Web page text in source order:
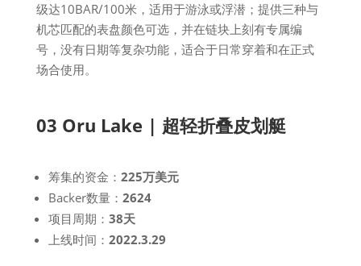
级达10BAR/100米，适用于游泳或浮潜；提供三种与
机芯匹配的表盘颜色可选，并在链块上刻有专属编
号，没有日期等复杂功能，适合于日常穿着和在正式
场合使用。
03 Oru Lake | 超轻折叠皮划艇
筹集的资金： 225万美元
Backer数量： 2624
项目周期： 38天
上线时间： 2022.3.29